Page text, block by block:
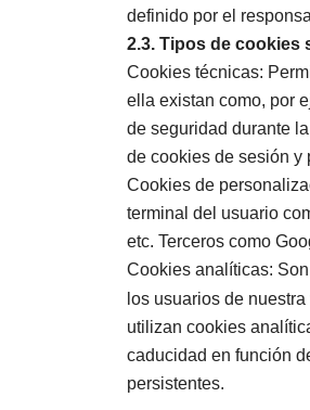
definido por el
2.3. Tipos de cookies
Cookies técnicas:
ella existan como, por
de seguridad durante
de cookies de sesión y
Cookies de
terminal del usuario
etc. Terceros como
Cookies analíticas:
los usuarios de
utilizan cookies
caducidad en función
persistentes.